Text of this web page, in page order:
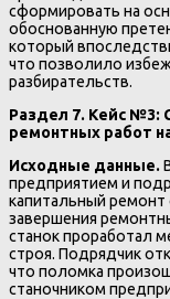
сформировать на
обоснованную
который
что позволило
разбирательств.
Раздел 7. Кейс №3:
ремонтных работ
Исходные данные.
предприятием и
капитальный
завершения
станок проработал
строя. Подрядчик
что поломка
станочником